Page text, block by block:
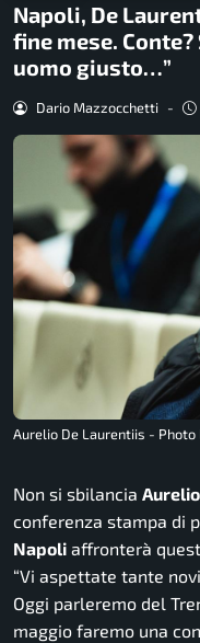
Napoli, De
fine mese.
uomo giusto…”
Dario Mazzocchetti -
Aurelio De Laurentiis -
Non si sbilancia
conferenza stampa di
Napoli affronterà
“Vi aspettate tante
Oggi parleremo del
maggio faremo una